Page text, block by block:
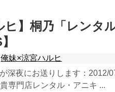
ヒ】桐乃「レンタ
俺妹×涼宮ハルヒ
深夜にお送りします：2012/
専門店レンタル・アニキ ...